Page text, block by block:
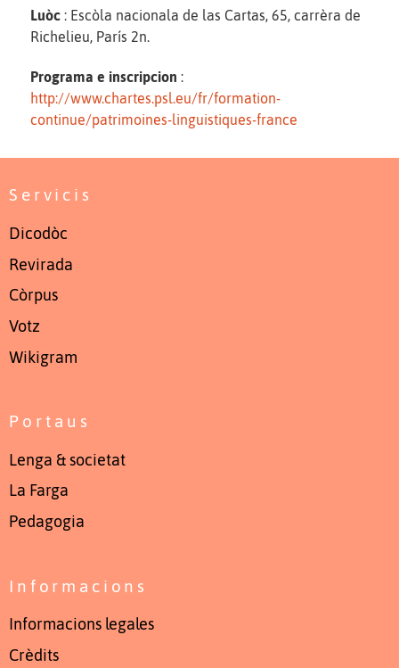
Luòc : Escòla nacionala de las Cartas, 65, carrèra de
Richelieu, París 2n.
Programa e inscripcion :
http://www.chartes.psl.eu/fr/formation-
continue/patrimoines-linguistiques-france
Servicis
Dicodòc
Revirada
Còrpus
Votz
Wikigram
Portaus
Lenga & societat
La Farga
Pedagogia
Informacions
Informacions legales
Crèdits